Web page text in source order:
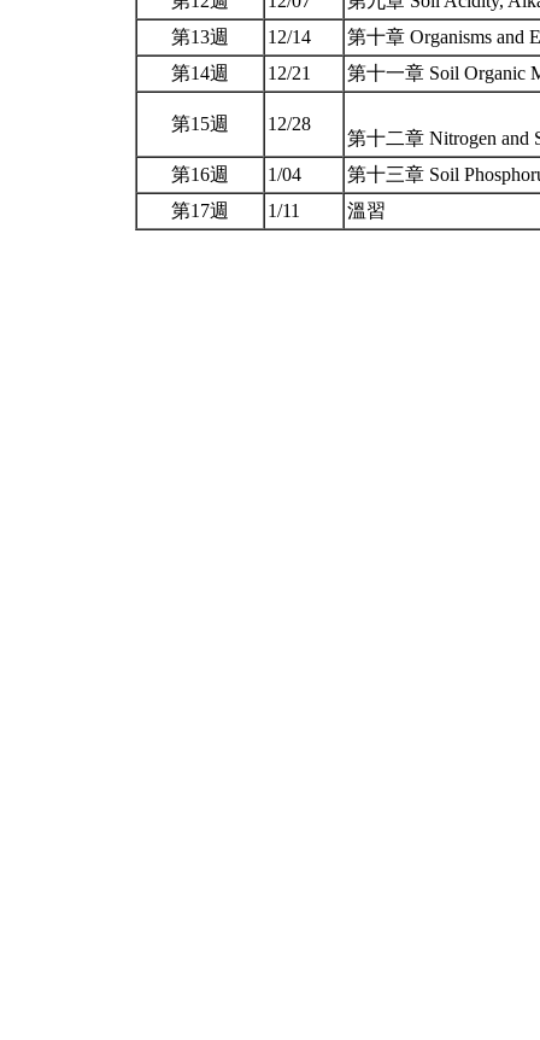
第13週
12/14
第十章 Organisms and
第14週
12/21 第十一章 Soil Organic
第15週 12/28
第十二章 Nitrogen and
第16週
1/04
第十三章 Soil
第17週
1/11 溫習